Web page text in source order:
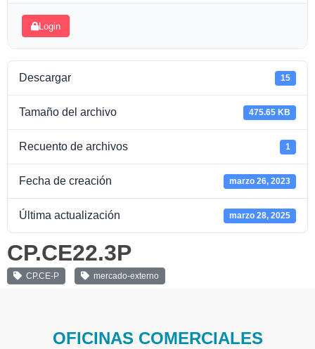
Login
Descargar 15
Tamaño del archivo 475.65 KB
Recuento de archivos 1
Fecha de creación marzo 26, 2023
Última actualización marzo 28, 2025
CP.CE22.3P
CP.CE-P mercado-externo
OFICINAS COMERCIALES